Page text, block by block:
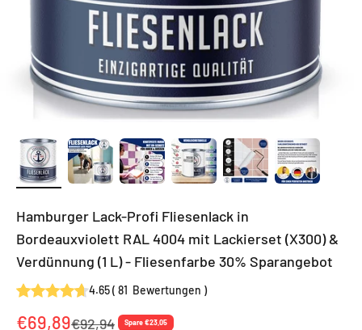
Hamburger Lack-Profi Fliesenlack in
Bordeauxviolett RAL 4004 mit Lackierset (X300) &
Verdünnung (1 L) - Fliesenfarbe 30% Sparangebot
4.65( 81 Bewertungen )
Angebot
€69,89Regulärer Preis
€92,94 Spare €23,05